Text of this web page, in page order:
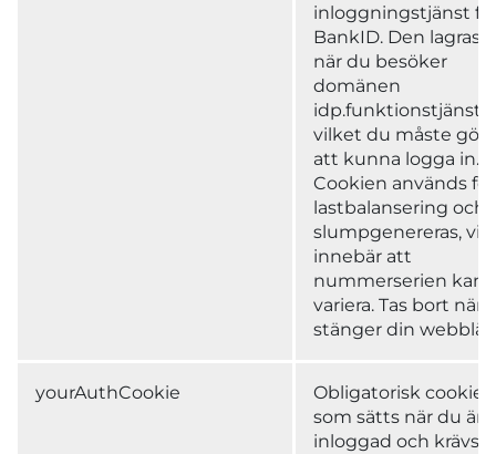
inloggningstjänst
BankID. Den lagras
när du besöker
domänen
vilket du måste
att kunna logga in.
Cookien används för
lastbalansering och
slumpgenereras,
innebär att
nummerserien kan
variera. Tas bort när
stänger din
yourAuthCookie
Obligatorisk cookie
som sätts när du är
inloggad och krävs